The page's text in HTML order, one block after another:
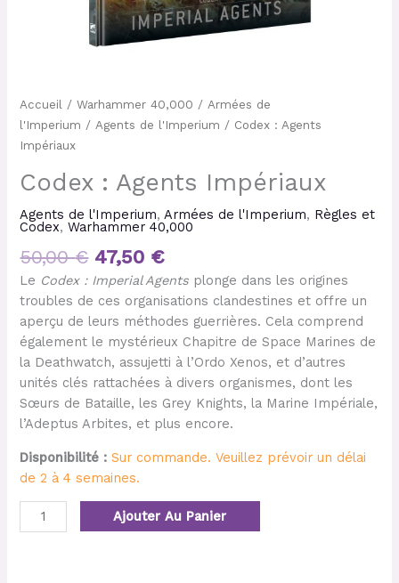
Accueil /Warhammer 40,000 /Armées de
l'Imperium /Agents de l'Imperium / Codex : Agents
Impériaux
Codex : Agents Impériaux
Agents de l'Imperium,Armées de l'Imperium, Règles et
Codex,Warhammer 40,000
50,00€ 47,50 €
Le Codex : Imperial Agents plonge dans les origines
troubles de ces organisations clandestines et offre un
aperçu de leurs méthodes guerrières. Cela comprend
également le mystérieux Chapitre de Space Marines de
la Deathwatch, assujetti à l’Ordo Xenos, et d’autres
unités clés rattachées à divers organismes, dont les
Sœurs de Bataille, les Grey Knights, la Marine Impériale,
l’Adeptus Arbites, et plus encore.
Disponibilité : Sur commande. Veuillez prévoir un délai
de 2 à 4 semaines.
Ajouter Au Panier